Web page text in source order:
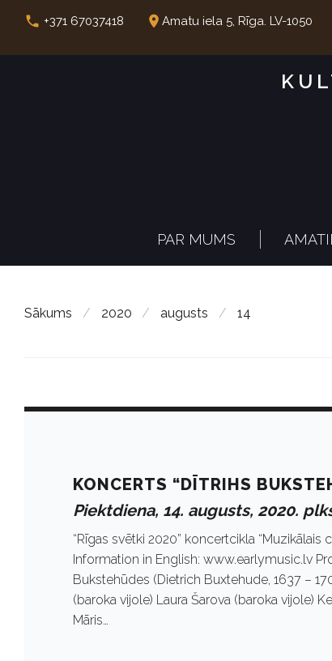
e
call +371 67037418 place Amatu iela 5, Rīga. LV-1050
PAR MUMS
Sākums / 2020 / augusts / 14
KONCERTS “DĪTRIHS
Piektdiena, 14. augusts, 2020.
“Rīgas svētki 2020” koncertcikla
Information in English: www.earlymusic.lv
Bukstehūdes (Dietrich Buxtehude, 1637 –
(baroka vijole) Laura Šarova (baroka vijole)
Māris…